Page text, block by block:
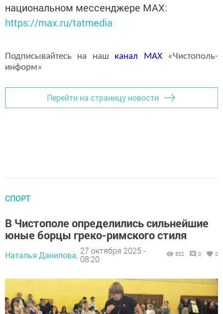
национальном мессенджере MАХ:
https://max.ru/tatmedia
Подписывайтесь на наш канал MAX«Чистополь-
информ»
Перейти на страницу новости
СПОРТ
В Чистополе определились сильнейшие
юные борцы греко-римского стиля
Наталья Данилова, 27 октября 2025 -
08:20
502 0 0